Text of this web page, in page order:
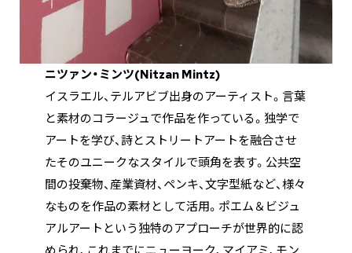
ニツァン・ミンツ(Nitzan Mintz)
イスラエル、テルアビブ出身のアーティスト。言葉
と素材のコラージュで作品を作っている。独学で
アートを学び、詩とストリートアートを融合させ
たそのユニークなスタイルで頭角を表す。公共空
間の投棄物、産業資材、ペンキ、文字型紙など、様々
なものを作品の素材として活用。ポエム＆ビジュ
アルアートという独特のアプローチが世界的に認